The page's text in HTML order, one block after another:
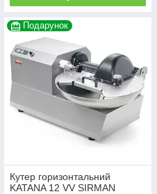
Подарунок
Кутер горизонтальний
KATANA 12 VV SIRMAN